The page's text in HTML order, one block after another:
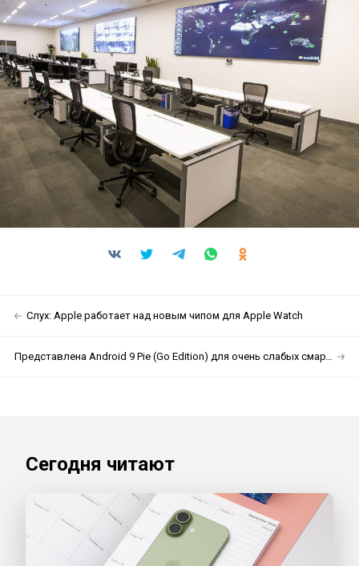
Слух: Apple работает над новым чипом для Apple Watch
Представлена Android 9 Pie (Go Edition) для очень слабых смартфонов
Сегодня читают